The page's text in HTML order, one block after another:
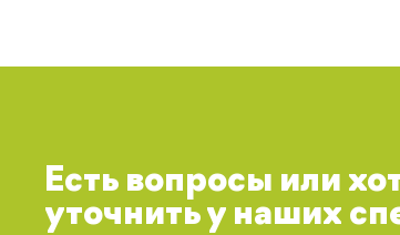
Есть вопросы или
уточнить у наших